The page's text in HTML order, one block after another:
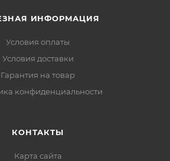
ИНФОРМАЦИЯ
Условия оплаты
Условия доставки
Гарантия на товар
конфиденциальности
КОНТАКТЫ
Карта сайта